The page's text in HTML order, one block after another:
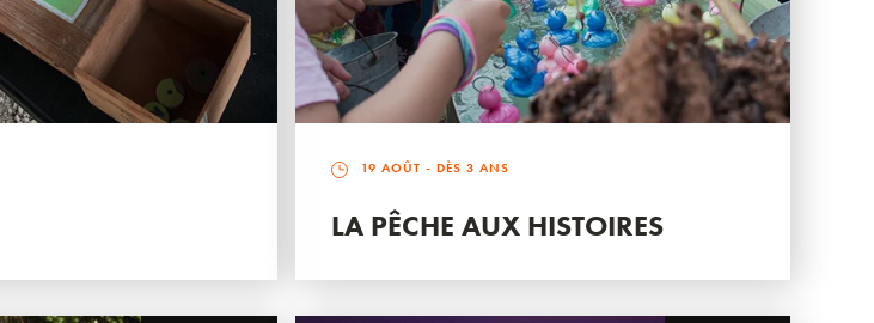
19 AOÛT - DÈS 3 ANS
LA PÊCHE AUX HISTOIRES